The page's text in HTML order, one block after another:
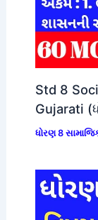
Std 8
Gujarati
ધોરણ 8